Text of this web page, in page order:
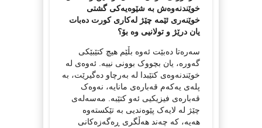
خوێندنەوەش بە شێوەیەکی گشتی
خوێنەری ئێمە چێژ لەکاری کورت دەبات
یان درێژ و تولانیی وه‌ بۆ؟
سەرەتا دەبێت ئەوە بڵێم هیچ کتێبێکی
گەورە، یان بچووک بوونی نییە. ئەوەی لە
خوێندنەوەی کتێبدا لە بەرچاو دەگیرێت، بە
پلەی یەکەم قەبارەی مانایە، نەوەک
قەبارەی فیزیکیی ئەو کتێبە. مەسەلەی
چێژ لە لایەک پێوەندیی بە تێکستەوە
هەیە، کە چەند هەڵگری ڕەگەزەکانی